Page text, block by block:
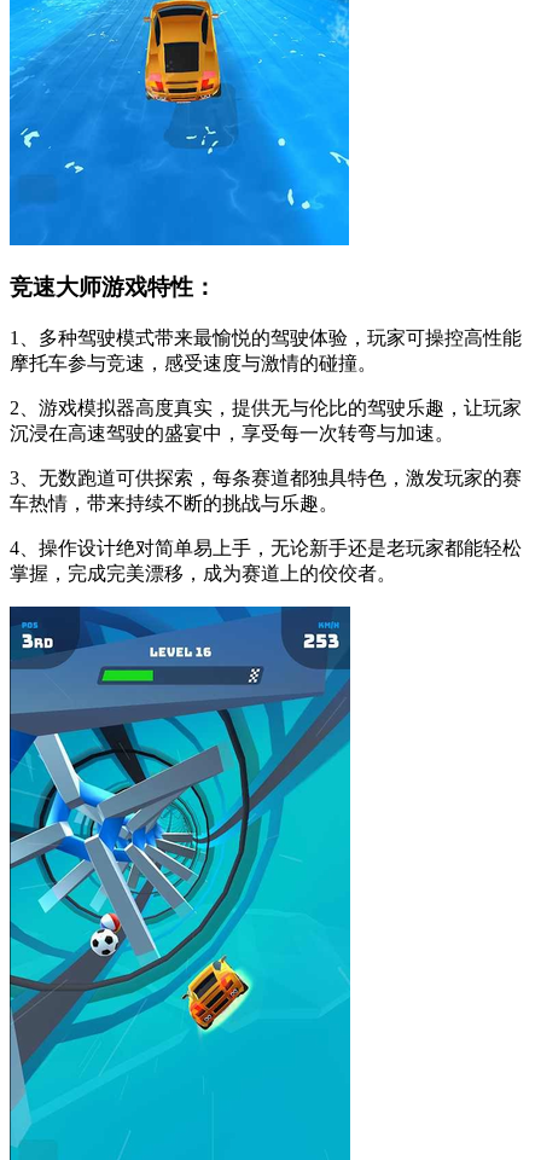
竞速大师游戏特性：
1、多种驾驶模式带来最愉悦的驾驶体验，玩家可操控高性能
摩托车参与竞速，感受速度与激情的碰撞。
2、游戏模拟器高度真实，提供无与伦比的驾驶乐趣，让玩家
沉浸在高速驾驶的盛宴中，享受每一次转弯与加速。
3、无数跑道可供探索，每条赛道都独具特色，激发玩家的赛
车热情，带来持续不断的挑战与乐趣。
4、操作设计绝对简单易上手，无论新手还是老玩家都能轻松
掌握，完成完美漂移，成为赛道上的佼佼者。